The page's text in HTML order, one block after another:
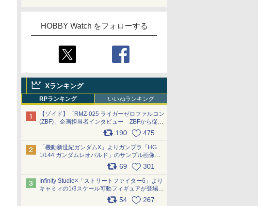
HOBBY Watch をフォローする
Xランキング
RPランキング いいねランキング
【ゾイド】「RMZ-025 ライガーゼロファルコン
(ZBF)」企画担当者インタビュー ZBFから従来
デザインまで再現可能なボリューム満点のキッ
ト pic.x.com/6zOqQAQKkX
190 475
「機動新世紀ガンダムX」よりガンプラ「HG
1/144 ガンダムレオパルド」のサンプル画像が
69 301
Infinity Studio×「ストリートファイター6」より
キャミィの1/3スケール可動フィギュアが登場
54 267